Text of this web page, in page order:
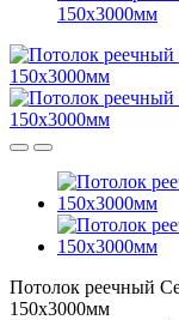
150х3000мм
Потолок реечный
150х3000мм